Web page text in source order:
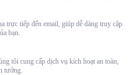
trực tiếp đến email, giúp dễ dàng truy cập
bạn.
tôi cung cấp dịch vụ kích hoạt an toàn,
tưởng.